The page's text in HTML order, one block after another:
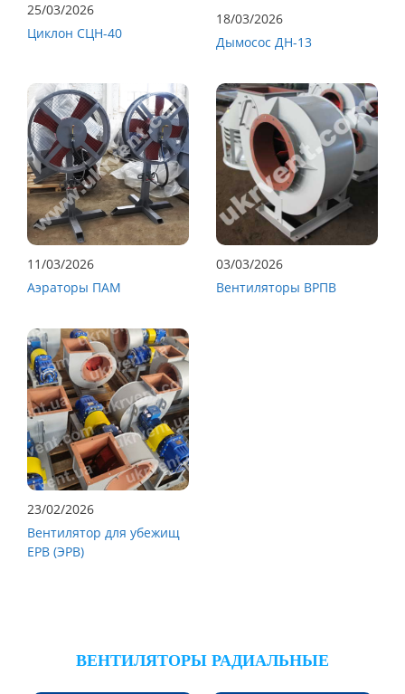
25/03/2026
Циклон СЦН-40
18/03/2026
Дымосос ДН-13
11/03/2026
Аэраторы ПАМ
03/03/2026
Вентиляторы ВРПВ
23/02/2026
Вентилятор для убежищ
ЕРВ (ЭРВ)
ВЕНТИЛЯТОРЫ РАДИАЛЬНЫЕ